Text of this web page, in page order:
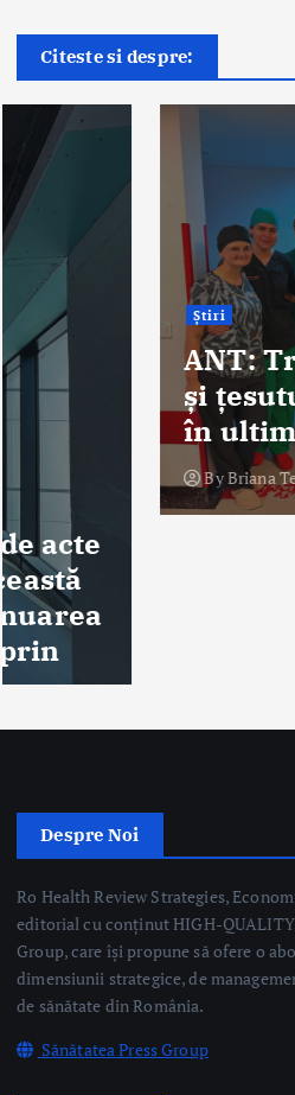
Citeste si despre:
Știri
ANT: Trei
și țesuturi la
în ultimele 48 de
Briana Teodorescu
dimensiunii strategice, de
de sănătate din România.
Sănătatea Press Group
Trimite email
Linkuri Utile